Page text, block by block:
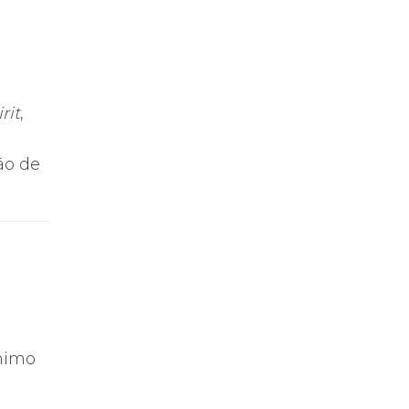
,
de